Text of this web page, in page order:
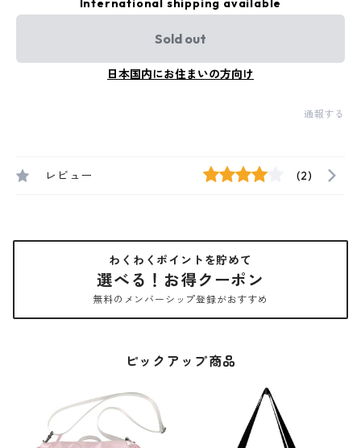
International shipping available
Sold out
日本国内にお住まいの方向け
通報する
レビュー (2)
わくわくポイントを貯めて
選べる！お得クーポン
無料のメンバーシップ登録がおすすめ
ピックアップ商品